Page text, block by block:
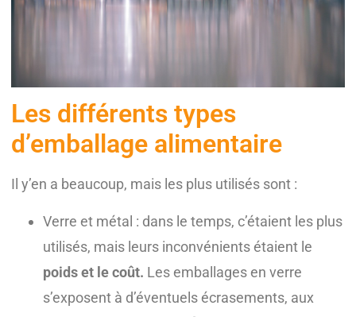
Les différents types
d’emballage alimentaire
Il y’en a beaucoup, mais les plus utilisés sont :
Verre et métal : dans le temps, c’étaient les plus
utilisés, mais leurs inconvénients étaient le
poids et le coût. Les emballages en verre
s’exposent à d’éventuels écrasements, aux